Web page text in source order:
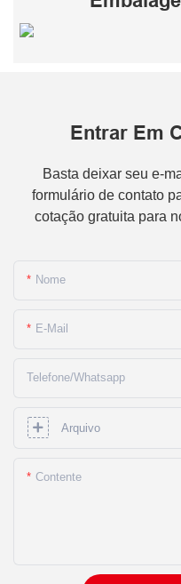
Entrar Em
Basta deixar seu e-
formulário de contato
cotação gratuita para
Nome
E-Mail
Telefone/whatsapp
Arquivo
Contente